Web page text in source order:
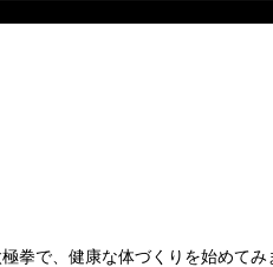
拳で、健康な体づくりを始めて